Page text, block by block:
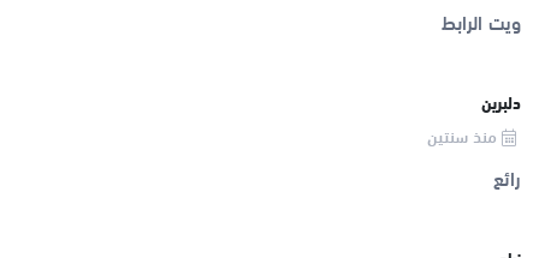
ويت الرابط
دلبرين
منذ سنتين
رائع